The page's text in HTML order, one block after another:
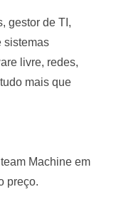
gestor de TI,
sistemas
livre, redes,
mais que
Machine em
preço.